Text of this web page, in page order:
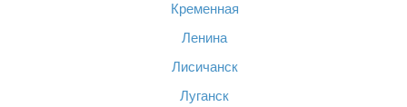
Кременная
Ленина
Лисичанск
Луганск